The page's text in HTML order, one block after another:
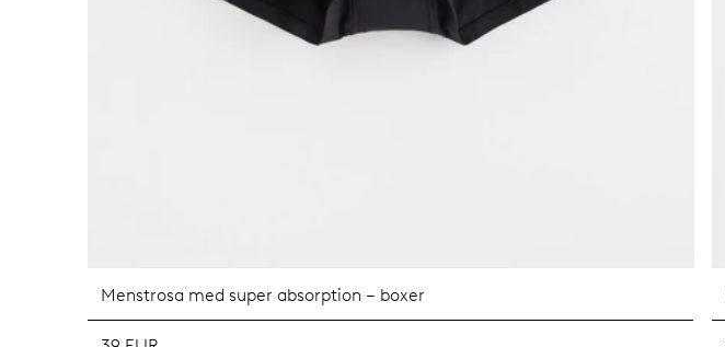
Menstrosa med super absorption – boxer